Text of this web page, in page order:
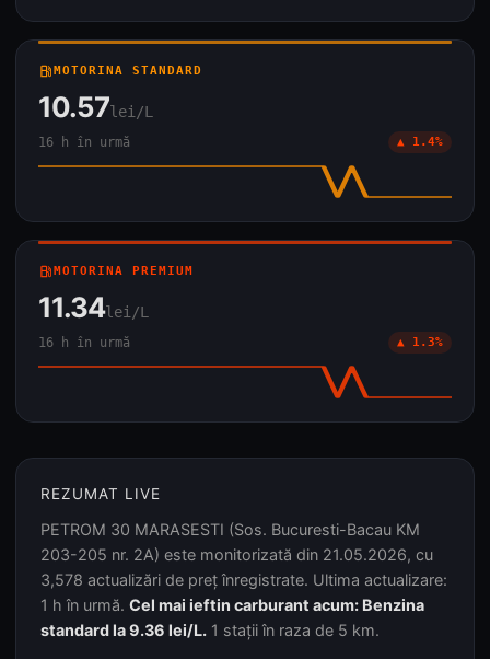
local_gas_stationMOTORINA STANDARD
10.57lei/L
16 h în urmă ▲ 1.4%
local_gas_stationMOTORINA PREMIUM
11.34lei/L
16 h în urmă ▲ 1.3%
REZUMAT LIVE
PETROM 30 MARASESTI (Sos. Bucuresti-Bacau KM
203-205 nr. 2A) este monitorizată din 21.05.2026, cu
3,578 actualizări de preț înregistrate. Ultima actualizare:
1 h în urmă. Cel mai ieftin carburant acum: Benzina
standard la 9.36 lei/L. 1 stații în raza de 5 km.